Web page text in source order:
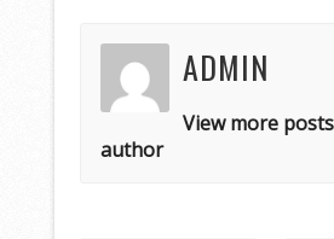
ADMIN
View more
author